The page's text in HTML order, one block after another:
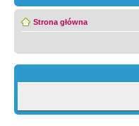
Strona główna